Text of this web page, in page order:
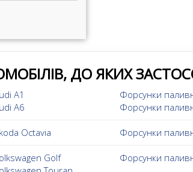
ДО ЯКИХ
A1 Форсунки
A6
Форсунки
Octavia Форсунки
Golf Форсунки